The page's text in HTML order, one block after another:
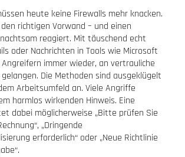
heute keine Firewalls mehr knacken.
richtigen Vorwand – und einen
reagiert. Mit täuschend echt
oder Nachrichten in Tools wie Microsoft
immer wieder, an vertrauliche
Die Methoden sind ausgeklügelt
Arbeitsumfeld an. Viele Angriffe
harmlos wirkenden Hinweis. Eine
dabei möglicherweise „Bitte prüfen Sie
„Dringende
erforderlich“ oder „Neue Richtlinie